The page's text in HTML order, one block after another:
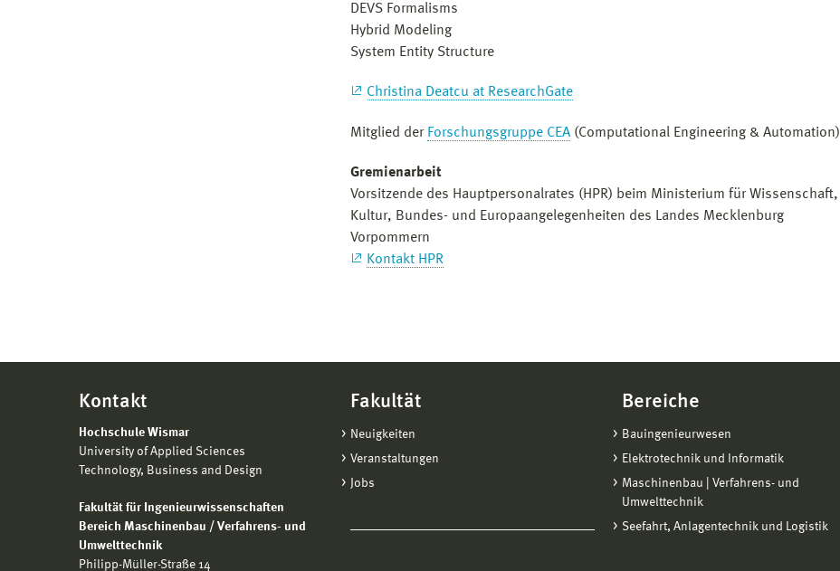
DEVS Formalisms
Hybrid Modeling
System Entity Structure
Christina Deatcu at ResearchGate
Mitglied der Forschungsgruppe CEA (Computational Engineering & Automation)
Gremienarbeit
Vorsitzende des Hauptpersonalrates (HPR) beim Ministerium für Wissenschaft,
Kultur, Bundes- und Europaangelegenheiten des Landes Mecklenburg
Vorpommern
Kontakt HPR
Kontakt
Hochschule Wismar
University of Applied Sciences
Technology, Business and Design
Fakultät für Ingenieurwissenschaften
Bereich Maschinenbau / Verfahrens- und
Umwelttechnik
Philipp-Müller-Straße 14
Fakultät
Neuigkeiten
Veranstaltungen
Jobs
Bereiche
Bauingenieurwesen
Elektrotechnik und Informatik
Maschinenbau | Verfahrens- und
Umwelttechnik
Seefahrt, Anlagentechnik und Logistik